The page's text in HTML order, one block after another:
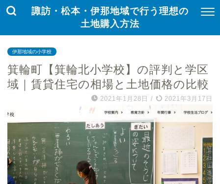
諏訪・松本・伊那地域で行う理想の
土地購入方法
伊那地域の小学校
箕輪町【箕輪北小学校】の評判と学区
域｜賃貸住宅の相場と土地価格の比較
2021年1月28日 / 2021年3月17日